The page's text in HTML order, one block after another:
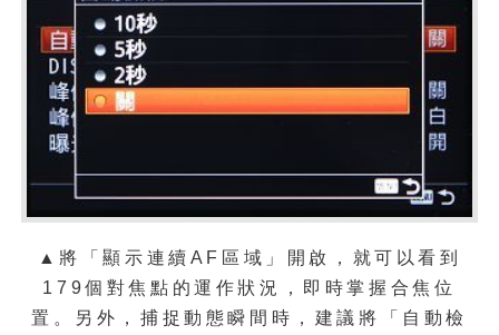
▲將「顯示連續AF區域」開啟，就可以看到
179個對焦點的運作狀況，即時掌握合焦位
置。另外，捕捉動態瞬間時，建議將「自動檢